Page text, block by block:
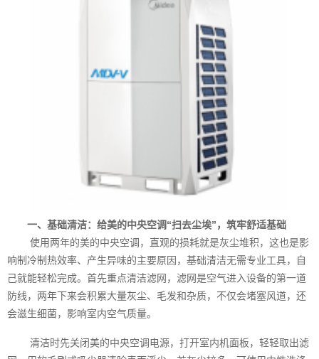
一、基础清洁：给美的中央空调“扫去尘埃”，筑牢舒适基础
使用两年的美的中央空调，直观的损耗就是灰尘堆积，这也是影
响制冷制热效率、产生异味的主要原因，基础清洁无需专业工具，自
己就能轻松完成。首先重点清洁滤网，滤网是空气进入设备的第一道
防线，两年下来会积累大量灰尘、毛发和杂质，不仅会堵塞风道，还
会滋生细菌，影响室内空气质量。
清洁时先关闭美的中央空调电源，打开室内机面板，轻轻取出滤